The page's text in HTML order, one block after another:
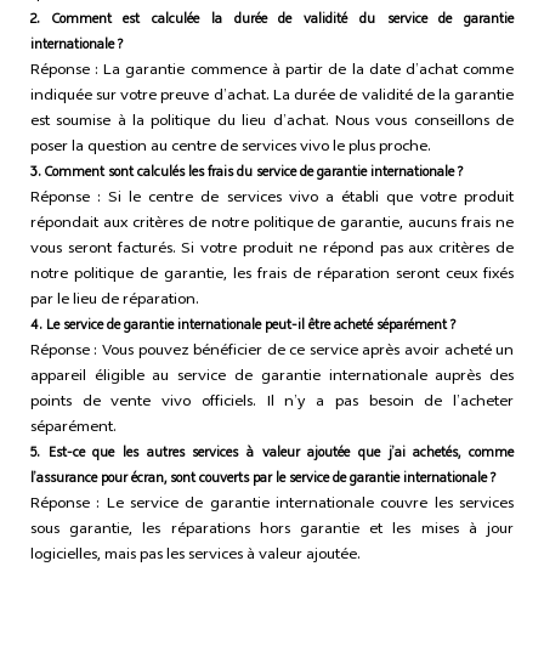
2. Comment est calculée la durée de validité du service de garantie
internationale ?
Réponse : La garantie commence à partir de la date d’achat comme
indiquée sur votre preuve d’achat. La durée de validité de la garantie
est soumise à la politique du lieu d’achat. Nous vous conseillons de
poser la question au centre de services vivo le plus proche.
3. Comment sont calculés les frais du service de garantie internationale ?
Réponse : Si le centre de services vivo a établi que votre produit
répondait aux critères de notre politique de garantie, aucuns frais ne
vous seront facturés. Si votre produit ne répond pas aux critères de
notre politique de garantie, les frais de réparation seront ceux fixés
par le lieu de réparation.
4. Le service de garantie internationale peut-il être acheté séparément ?
Réponse : Vous pouvez bénéficier de ce service après avoir acheté un
appareil éligible au service de garantie internationale auprès des
points de vente vivo officiels. Il n’y a pas besoin de l’acheter
séparément.
5. Est-ce que les autres services à valeur ajoutée que j’ai achetés, comme
l’assurance pour écran, sont couverts par le service de garantie internationale ?
Réponse : Le service de garantie internationale couvre les services
sous garantie, les réparations hors garantie et les mises à jour
logicielles, mais pas les services à valeur ajoutée.